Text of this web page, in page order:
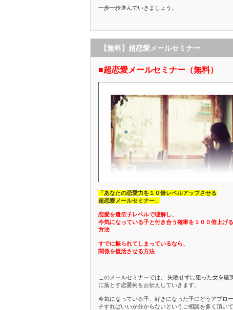
一歩一歩進んでいきましょう。
【無料】超恋愛メールセミナー
■超恋愛メールセミナー（無料）
「あなたの恋愛力を１０倍レベルアップさせる
超恋愛メールセミナー」
恋愛を遺伝子レベルで理解し、
今気になっている子と付き合う確率を１００倍上げる
方法
すでに振られてしまっているなら、
関係を復活させる方法
このメールセミナーでは、 失敗せずに狙った女を確
に落とす恋愛術をお伝えしていきます。
今気になっている子、好きになった子にどうアプロー
チすればいいか分からないというご相談を多く頂いて